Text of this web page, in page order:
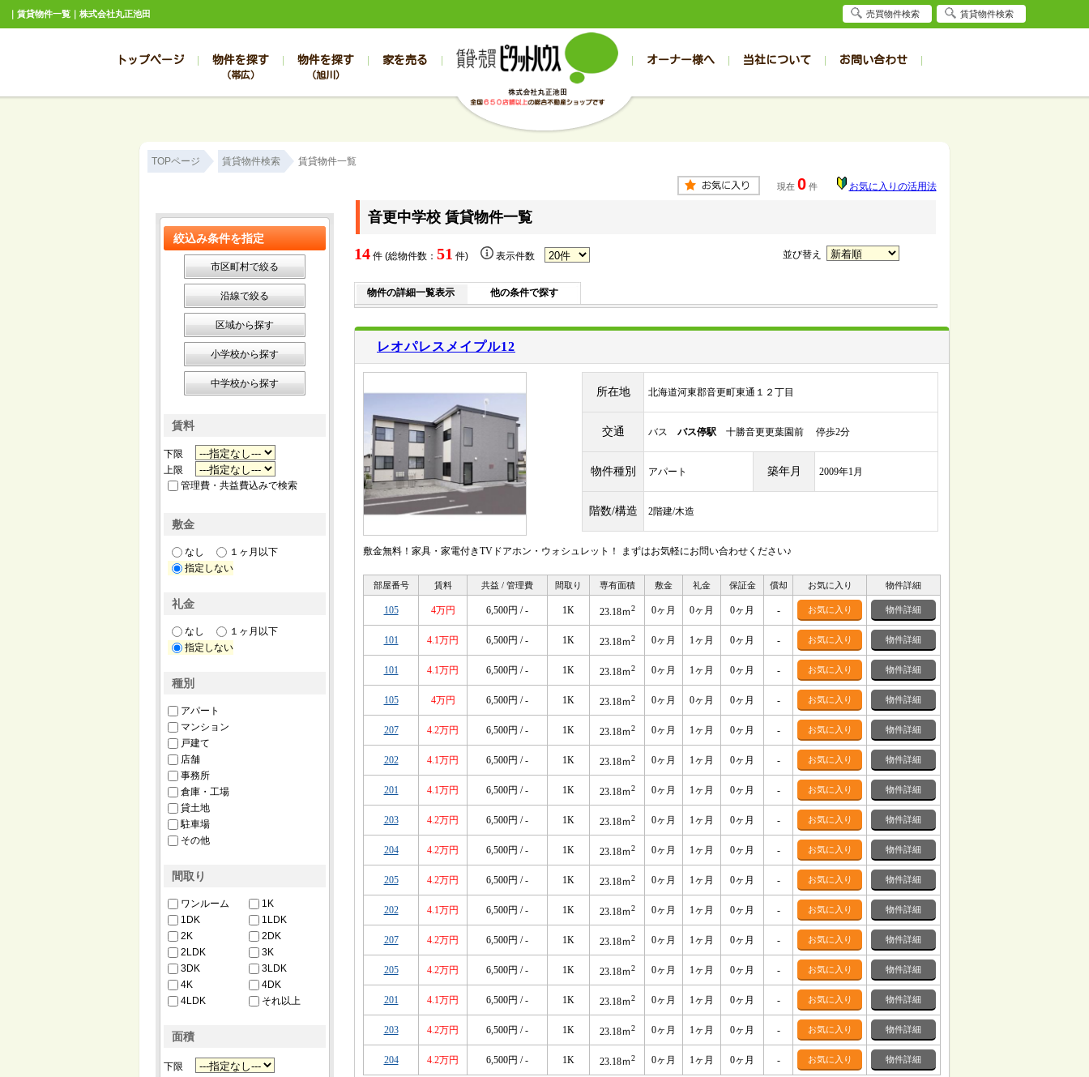
｜賃貸物件一覧｜株式会社丸正池田
トップページ 物件を探す
（帯広）
帯広の売買物件一覧
帯広の土地
帯広の1000万円以下
帯広の3000万～4000万円
帯広の賃貸物件一覧
帯広の賃貸マンション
帯広の1R～1K
帯広の2K～2LDK
物件を探す
（旭川）
旭川の売買物件一覧
旭川の土地
旭川の1000万円以下
旭川の3000万～4000万円
旭川の賃貸物件一覧
旭川の賃貸マンション
旭川の1R～1K
旭川の2K～2LDK
家を売る オーナー様へ 当社について
スタッフブログ お客様の声
お問い合わせ
売却のお問合せ 入居者様専用（帯広店）
TOPページ 賃貸物件検索 賃貸物件一覧
現在 0 件 お気に入りの活用法
音更中学校 賃貸物件一覧
14 件 (総物件数： 51 件) 表示件数 並び替え
物件の詳細一覧表示 他の条件で探す
レオパレスメイプル12
所在地 北海道河東郡音更町東通１２丁目
交通 バス バス停駅 十勝音更更葉園前 停歩2分
物件種別 アパート 築年月 2009年1月
階数/構造 2階建/木造
敷金無料！家具・家電付きTVドアホン・ウォシュレット！ まずはお気軽にお問い合わせください♪
部屋番号 賃料 共益 / 管理費 間取り 専有面積 敷金 礼金 保証金 償却 お気に入り 物件詳細
105 4万円 6,500円 / - 1K 23.18ｍ2 0ヶ月 0ヶ月 0ヶ月 - お気に入り 物件詳細
101 4.1万円 6,500円 / - 1K 23.18ｍ2 0ヶ月 1ヶ月 0ヶ月 - お気に入り 物件詳細
101 4.1万円 6,500円 / - 1K 23.18ｍ2 0ヶ月 1ヶ月 0ヶ月 - お気に入り 物件詳細
105 4万円 6,500円 / - 1K 23.18ｍ2 0ヶ月 0ヶ月 0ヶ月 - お気に入り 物件詳細
207 4.2万円 6,500円 / - 1K 23.18ｍ2 0ヶ月 1ヶ月 0ヶ月 - お気に入り 物件詳細
202 4.1万円 6,500円 / - 1K 23.18ｍ2 0ヶ月 1ヶ月 0ヶ月 - お気に入り 物件詳細
201 4.1万円 6,500円 / - 1K 23.18ｍ2 0ヶ月 1ヶ月 0ヶ月 - お気に入り 物件詳細
203 4.2万円 6,500円 / - 1K 23.18ｍ2 0ヶ月 1ヶ月 0ヶ月 - お気に入り 物件詳細
204 4.2万円 6,500円 / - 1K 23.18ｍ2 0ヶ月 1ヶ月 0ヶ月 - お気に入り 物件詳細
205 4.2万円 6,500円 / - 1K 23.18ｍ2 0ヶ月 1ヶ月 0ヶ月 - お気に入り 物件詳細
202 4.1万円 6,500円 / - 1K 23.18ｍ2 0ヶ月 1ヶ月 0ヶ月 - お気に入り 物件詳細
207 4.2万円 6,500円 / - 1K 23.18ｍ2 0ヶ月 1ヶ月 0ヶ月 - お気に入り 物件詳細
205 4.2万円 6,500円 / - 1K 23.18ｍ2 0ヶ月 1ヶ月 0ヶ月 - お気に入り 物件詳細
201 4.1万円 6,500円 / - 1K 23.18ｍ2 0ヶ月 1ヶ月 0ヶ月 - お気に入り 物件詳細
203 4.2万円 6,500円 / - 1K 23.18ｍ2 0ヶ月 1ヶ月 0ヶ月 - お気に入り 物件詳細
204 4.2万円 6,500円 / - 1K 23.18ｍ2 0ヶ月 1ヶ月 0ヶ月 - お気に入り 物件詳細
絞込み条件を指定
市区町村で絞る
沿線で絞る
区域から探す
小学校から探す
中学校から探す
賃料
下限
上限
管理費・共益費込みで検索
敷金
なし
１ヶ月以下
指定しない
礼金
なし
１ヶ月以下
指定しない
種別
アパート
マンション
戸建て
店舗
事務所
倉庫・工場
貸土地
駐車場
その他
間取り
ワンルーム
1K
1DK
1LDK
2K
2DK
2LDK
3K
3DK
3LDK
4K
4DK
4LDK
それ以上
面積
下限
売買物件検索 賃貸物件検索